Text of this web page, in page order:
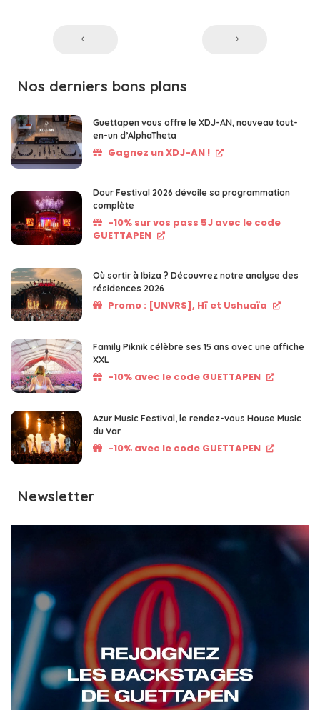
Nos derniers bons plans
Guettapen vous offre le XDJ-AN, nouveau tout-
en-un d’AlphaTheta
Gagnez un XDJ-AN !
Dour Festival 2026 dévoile sa programmation
complète
-10% sur vos pass 5J avec le code
GUETTAPEN
Où sortir à Ibiza ? Découvrez notre analyse des
résidences 2026
Promo : [UNVRS], Hï et Ushuaïa
Family Piknik célèbre ses 15 ans avec une affiche
XXL
-10% avec le code GUETTAPEN
Azur Music Festival, le rendez-vous House Music
du Var
-10% avec le code GUETTAPEN
Newsletter